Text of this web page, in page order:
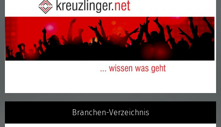
Branchen-Verzeichnis